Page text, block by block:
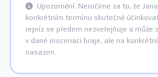
Upozornění: Neručíme za to, že
konkrétním termínu skutečně
repríz se předem nezveřejňuje a může
v dané inscenaci hraje, ale na
nasazen.